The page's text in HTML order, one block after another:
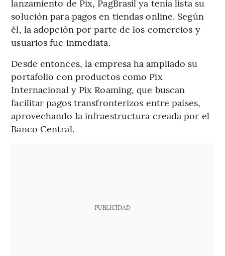
lanzamiento de Pix, PagBrasil ya tenía lista su
solución para pagos en tiendas online. Según
él, la adopción por parte de los comercios y
usuarios fue inmediata.
Desde entonces, la empresa ha ampliado su
portafolio con productos como Pix
Internacional y Pix Roaming, que buscan
facilitar pagos transfronterizos entre países,
aprovechando la infraestructura creada por el
Banco Central.
PUBLICIDAD